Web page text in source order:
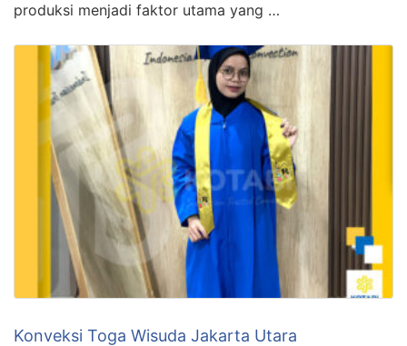
produksi menjadi faktor utama yang …
Konveksi Toga Wisuda Jakarta Utara